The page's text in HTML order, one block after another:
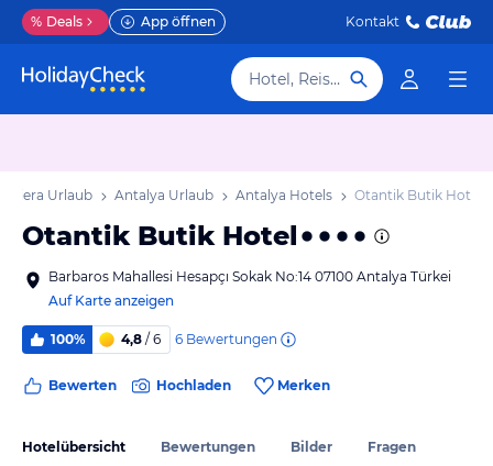
% Deals App öffnen Kontakt
Hotel, Reiseziel
Urlaub Antalya Urlaub Antalya Hotels Otantik Butik Hotel
Otantik Butik Hotel
Barbaros Mahallesi Hesapçı Sokak No:14 07100 Antalya Türkei
Auf Karte anzeigen
100% 4,8 / 6 6 Bewertungen
Bewerten Hochladen Merken
Hotelübersicht Bewertungen Bilder Fragen